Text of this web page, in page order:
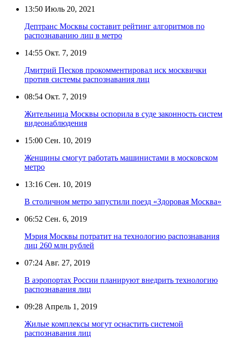
13:50 Июль 20, 2021
Дептранс Москвы составит рейтинг алгоритмов по
распознаванию лиц в метро
14:55 Окт. 7, 2019
Дмитрий Песков прокомментировал иск москвички
против системы распознавания лиц
08:54 Окт. 7, 2019
Жительница Москвы оспорила в суде законность систем
видеонаблюдения
15:00 Сен. 10, 2019
Женщины смогут работать машинистами в московском
метро
13:16 Сен. 10, 2019
В столичном метро запустили поезд «Здоровая Москва»
06:52 Сен. 6, 2019
Мэрия Москвы потратит на технологию распознавания
лиц 260 млн рублей
07:24 Авг. 27, 2019
В аэропортах России планируют внедрить технологию
распознавания лиц
09:28 Апрель 1, 2019
Жилые комплексы могут оснастить системой
распознавания лиц